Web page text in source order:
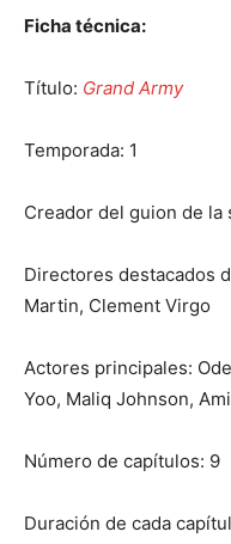
Ficha técnica:
Título: Grand Army
Temporada: 1
Creador del guion de la
Directores destacados
Martin, Clement Virgo
Actores principales:
Yoo, Maliq Johnson,
Número de capítulos: 9
Duración de cada